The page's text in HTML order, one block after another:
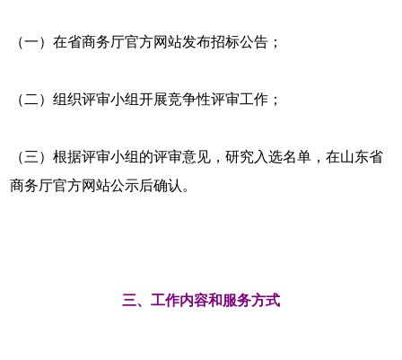
（一）在省商务厅官方网站发布招标公告；
（二）组织评审小组开展竞争性评审工作；
（三）根据评审小组的评审意见，研究入选名单，在山东省
商务厅官方网站公示后确认。
三、工作内容和服务方式